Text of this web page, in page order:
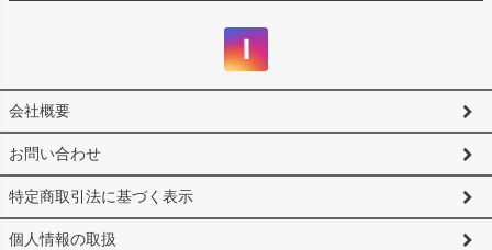
会社概要
お問い合わせ
特定商取引法に基づく表示
個人情報の取扱